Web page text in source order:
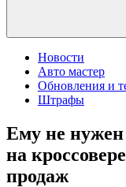
Новости
Авто мастер
Обновления и
Штрафы
Ему не
на
продаж